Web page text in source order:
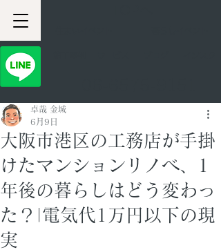
大阪市港区の工務店が手掛
けたマンションリノベ、1
年後の暮らしはどう変わっ
た？|電気代1万円以下の現
実
卓哉 金城
6月9日